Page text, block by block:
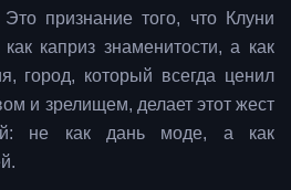
Это признание того, что Клуни
каприз знаменитости, а как
город, который всегда ценил
и зрелищем, делает этот жест
не как дань моде, а как